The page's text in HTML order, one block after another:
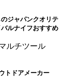
ジャパンクオリテ
ルナイフおすすめ
ルチツール
トドアメーカー